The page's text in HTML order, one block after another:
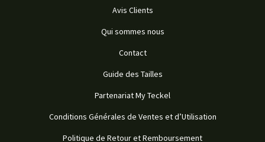
Avis Clients
Qui sommes nous
Contact
Guide des Tailles
Partenariat My Teckel
Conditions Générales de Ventes et d’Utilisation
Politique de Retour et Remboursement